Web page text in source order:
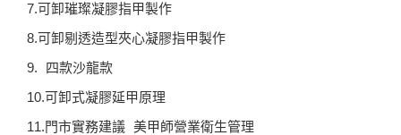
7.可卸璀璨凝膠指甲製作
8.可卸剔透造型夾心凝膠指甲製作
9. 四款沙龍款
10.可卸式凝膠延甲原理
11.門市實務建議 美甲師營業衛生管理